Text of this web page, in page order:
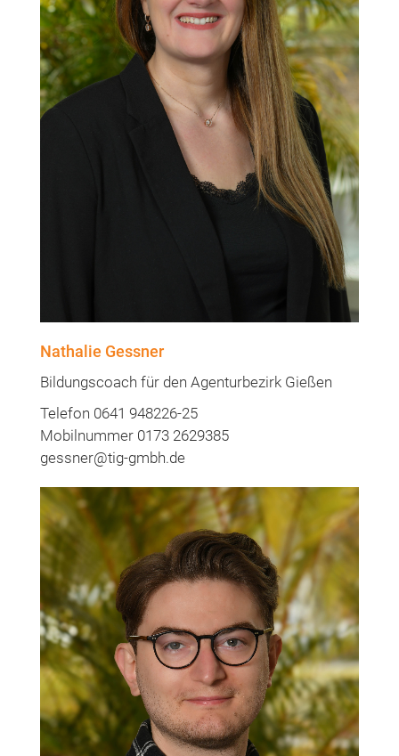
Nathalie Gessner
Bildungscoach für den Agenturbezirk Gießen
Telefon 0641 948226-25
Mobilnummer 0173 2629385
gessner@tig-gmbh.de